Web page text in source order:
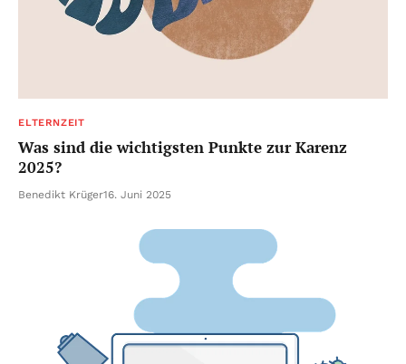
ELTERNZEIT
Was sind die wichtigsten Punkte zur Karenz
2025?
Benedikt Krüger16. Juni 2025